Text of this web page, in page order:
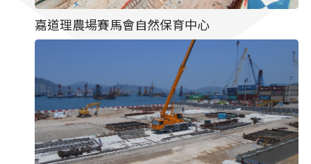
嘉道理農場賽馬會自然保育中心